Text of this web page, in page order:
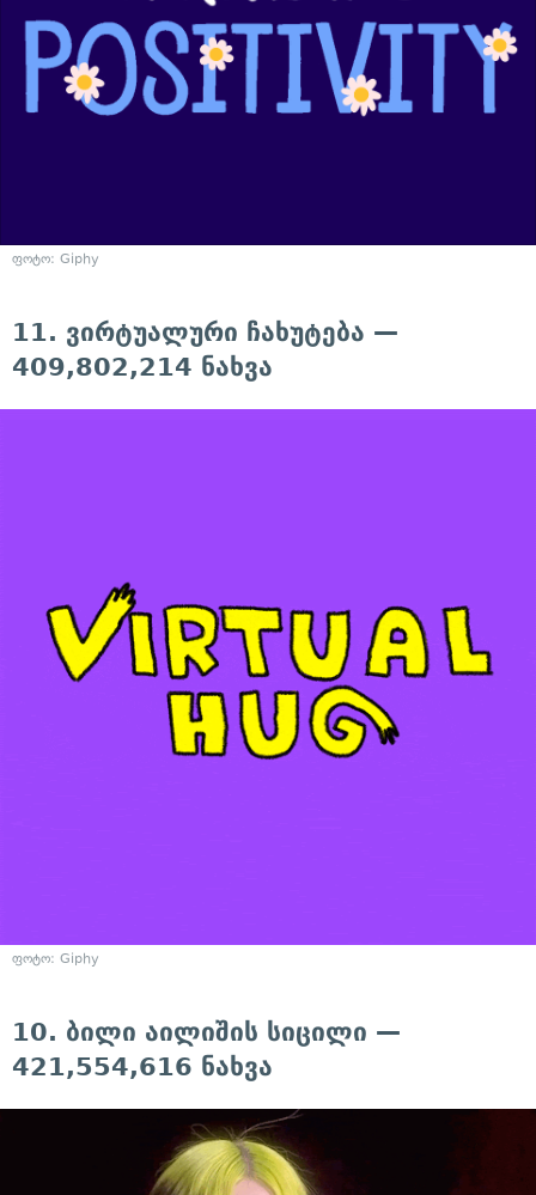
ფოტო: Giphy
11. ვირტუალური ჩახუტება —
409,802,214 ნახვა
ფოტო: Giphy
10. ბილი აილიშის სიცილი —
421,554,616 ნახვა